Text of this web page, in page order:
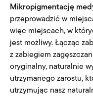
Mikropigmentację
przeprowadzić w
więc miejscach, w
jest możliwy. Łącząc
z zabiegiem
oryginalny, naturalnie
utrzymanego zarostu,
utrzymując nasz